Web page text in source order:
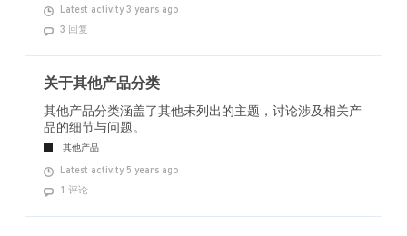
Latest activity 3 years ago
3 回复
关于其他产品分类
其他产品分类涵盖了其他未列出的主题，讨论涉及相关产
品的细节与问题。
其他产品
Latest activity 5 years ago
1 评论